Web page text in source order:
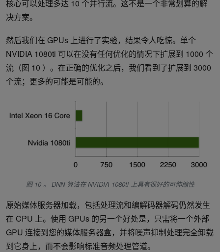
核心可以处理多达 10 个并行流。这不是一个非常划算的解
决方案。
然后我们在 GPUs 上进行了实验，结果令人吃惊。单个
NVIDIA 1080ti 可以在没有任何优化的情况下扩展到 1000 个
流（图 10 ）。在正确的优化之后，我们看到了扩展到 3000
个流；更多的可能是可能的。
图 10 。 DNN 算法在 NVIDIA 1080ti 上具有很好的可伸缩性
原始媒体服务器加载，包括处理流和编解码器解码仍然发生
在 CPU 上。使用 GPUs 的另一个好处是，只需将一个外部
GPU 连接到您的媒体服务器盒，并将噪声抑制处理完全卸载
到它身上，而不会影响标准音频处理管道。